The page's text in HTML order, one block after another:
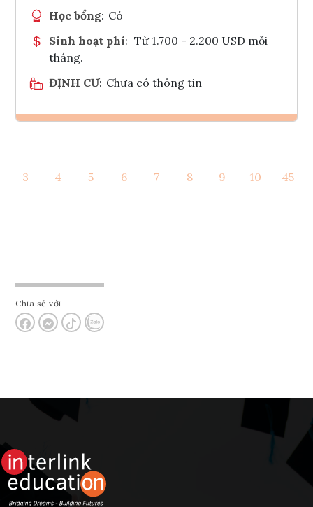
Học bổng: Có
Sinh hoạt phí: Từ 1.700 - 2.200 USD mỗi
tháng.
ĐỊNH CƯ: Chưa có thông tin
Tham vấn Interlink
3 4 5 6 7 8 9 10 45
Chia sẻ với